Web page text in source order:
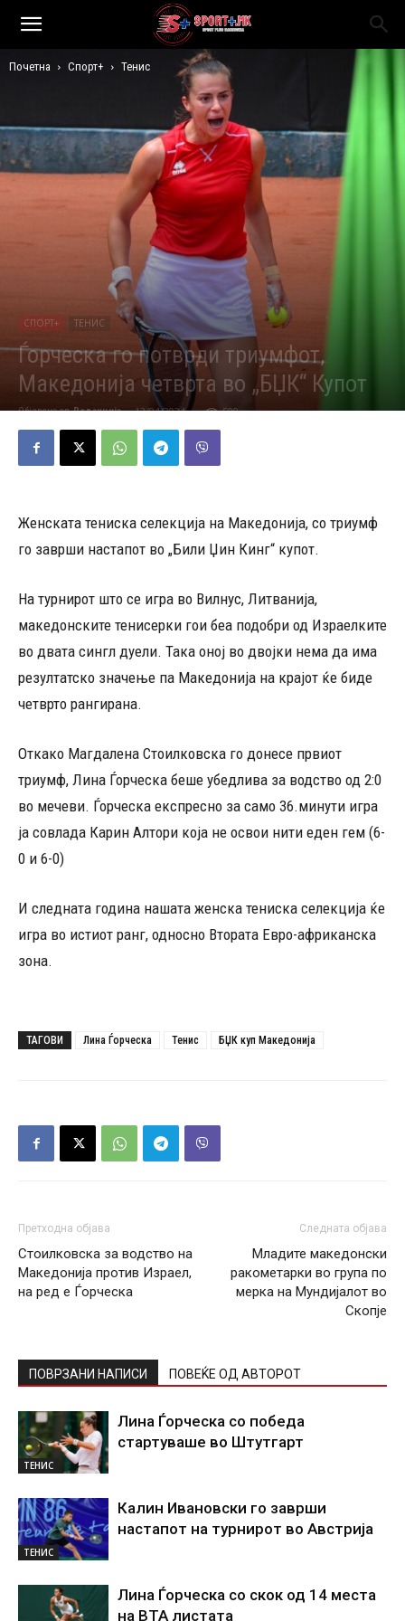
Почетна Спорт+ Тенис
СПОРТ+ ТЕНИС
Ѓорческа го потврди триумфот,
Македонија четврта во „БЏК“ Купот
Објавено од Редакција - 13/04/2024 509
Женската тениска селекција на Македонија, со триумф
го заврши настапот во „Били Џин Кинг“ купот.
На турнирот што се игра во Вилнус, Литванија,
македонските тенисерки гои беа подобри од Израелките
во двата сингл дуели. Така оној во двојки нема да има
резултатско значење па Македонија на крајот ќе биде
четврто рангирана.
Откако Магдалена Стоилковска го донесе првиот
триумф, Лина Ѓорческа беше убедлива за водство од 2:0
во мечеви. Ѓорческа експресно за само 36.минути игра
ја совлада Карин Алтори која не освои нити еден гем (6-
0 и 6-0)
И следната година нашата женска тениска селекција ќе
игра во истиот ранг, односно Втората Евро-африканска
зона.
ТАГОВИ Лина Ѓорческа Тенис БЏК куп Македонија
Претходна објава
Стоилковска за водство на
Македонија против Израел,
на ред е Ѓорческа
Следната објава
Младите македонски
ракометарки во група по
мерка на Мундијалот во
Скопје
ПОВРЗАНИ НАПИСИ ПОВЕЌЕ ОД АВТОРОТ
ТЕНИС
Лина Ѓорческа со победа
стартуваше во Штутгарт
ТЕНИС
Калин Ивановски го заврши
настапот на турнирот во Австрија
Лина Ѓорческа со скок од 14 места
на ВТА листата